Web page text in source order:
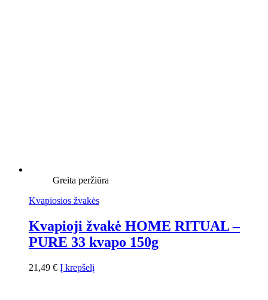
Greita peržiūra
Kvapiosios žvakės
Kvapioji žvakė HOME RITUAL –
PURE 33 kvapo 150g
21,49 € Į krepšelį